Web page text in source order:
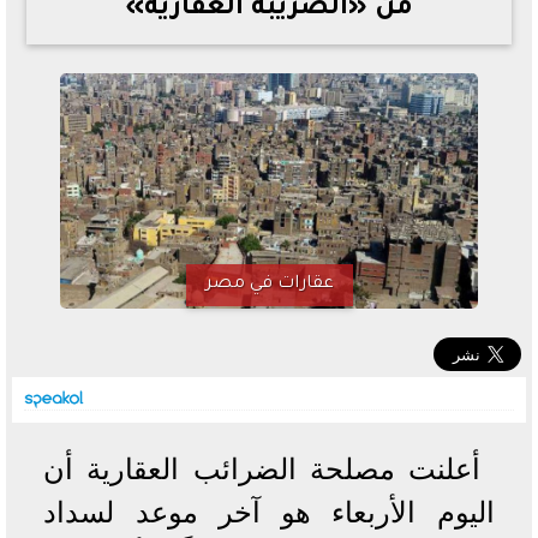
تصرف مثير من ميسي ونجوم الأرجنتين قبل مواجهة مصر
- 2026
تحسن حالة فضل شاكر الصحية وخروجه من المستشفى |
تفاصيل
أسعار الحديد والأسمنت اليوم الإثنين 6 - 7 - 2026
من «الضريبة العقارية»
عقارات في مصر
أعلنت مصلحة الضرائب العقارية أن
اليوم الأربعاء هو آخر موعد لسداد